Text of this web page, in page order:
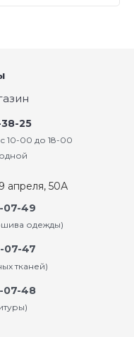
25
10-00 до 18-00
апреля, 50А
07-49
одежды)
07-47
тканей)
07-48